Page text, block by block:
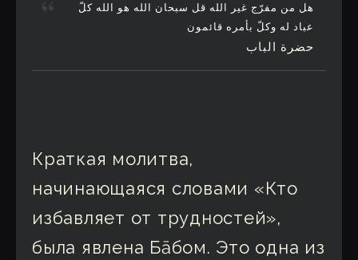
هل من مفرّج غير الله قل سبحان الله هو الله کلّ
عباد له وکلّ بأمره قائمون
حضرة الباب
Краткая молитва,
начинающаяся словами «Кто
избавляет от трудностей»,
была явлена Бāбом. Это одна из